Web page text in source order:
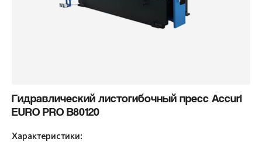
Гидравлический листогибочный пресс Accurl
EURO PRO B80120
Характеристики: